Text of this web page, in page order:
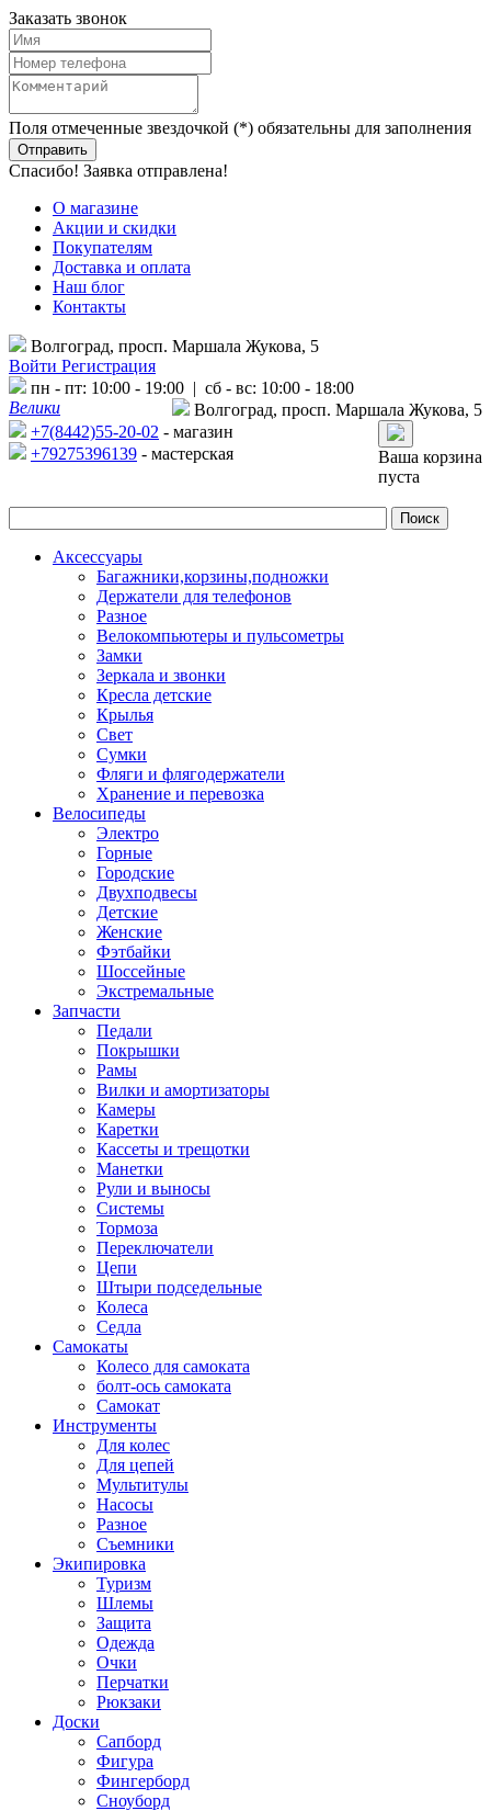
Заказать звонок
Поля отмеченные звездочкой (*) обязательны для заполнения
Спасибо! Заявка отправлена!
О магазине
Акции и скидки
Покупателям
Доставка и оплата
Наш блог
Контакты
Волгоград, просп. Маршала Жукова, 5
Войти Регистрация
пн - пт: 10:00 - 19:00 | сб - вс: 10:00 - 18:00
Велики
Волгоград, просп. Маршала Жукова, 5
+7(8442)55-20-02 - магазин
+79275396139 - мастерская
Ваша корзина
пуста
Аксессуары
Багажники,корзины,подножки
Держатели для телефонов
Разное
Велокомпьютеры и пульсометры
Замки
Зеркала и звонки
Кресла детские
Крылья
Свет
Сумки
Фляги и флягодержатели
Хранение и перевозка
Велосипеды
Электро
Горные
Городские
Двухподвесы
Детские
Женские
Фэтбайки
Шоссейные
Экстремальные
Запчасти
Педали
Покрышки
Рамы
Вилки и амортизаторы
Камеры
Каретки
Кассеты и трещотки
Манетки
Рули и выносы
Системы
Тормоза
Переключатели
Цепи
Штыри подседельные
Колеса
Седла
Самокаты
Колесо для самоката
болт-ось самоката
Самокат
Инструменты
Для колес
Для цепей
Мультитулы
Насосы
Разное
Съемники
Экипировка
Туризм
Шлемы
Защита
Одежда
Очки
Перчатки
Рюкзаки
Доски
Сапборд
Фигура
Фингерборд
Сноуборд